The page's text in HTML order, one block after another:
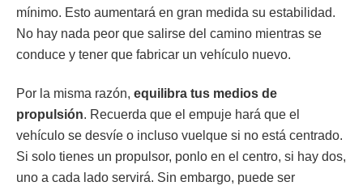
mínimo. Esto aumentará en gran medida su estabilidad.
No hay nada peor que salirse del camino mientras se
conduce y tener que fabricar un vehículo nuevo.
Por la misma razón, equilibra tus medios de
propulsión. Recuerda que el empuje hará que el
vehículo se desvíe o incluso vuelque si no está centrado.
Si solo tienes un propulsor, ponlo en el centro, si hay dos,
uno a cada lado servirá. Sin embargo, puede ser